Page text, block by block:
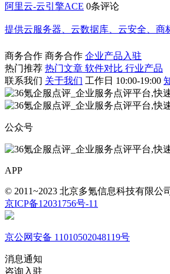
阿里云-云引擎ACE 0条评论
提供云服务器、云数据库、云安全、商
商务合作 商务合作 企业产品入驻
热门推荐 热门文章 软件对比 行业产品
联系我们 关于我们 工作日 10:00-19:00
公众号
APP
© 2011~2023 北京多氪信息科技有限公司
京ICP备12031756号-11
京公网安备 11010502048119号
消息通知
咨询入驻